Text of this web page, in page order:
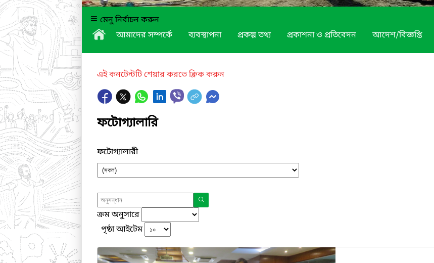
মেনু নির্বাচন করুন
আমাদের সম্পর্কে
ব্যবস্থাপনা প্রকল্প তথ্য প্রকাশনা ও প্রতিবেদন আদেশ/বিজ্ঞপ্তি
এই কনটেন্টটি শেয়ার করতে ক্লিক করুন
ফটোগ্যালারি
ফটোগ্যালারী
ক্রম অনুসারে
পৃষ্ঠা আইটেম